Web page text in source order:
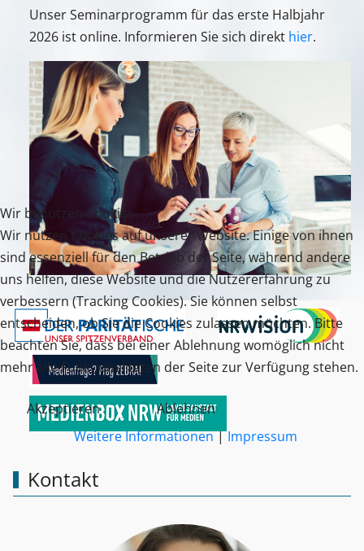
Unser Seminarprogramm für das erste Halbjahr
2026 ist online. Informieren Sie sich direkt hier.
Kontakt
Wir benutzen Cookies
Wir nutzen Cookies auf unserer Website. Einige von ihnen
sind essenziell für den Betrieb der Seite, während andere
uns helfen, diese Website und die Nutzererfahrung zu
verbessern (Tracking Cookies). Sie können selbst
entscheiden, ob Sie die Cookies zulassen möchten. Bitte
beachten Sie, dass bei einer Ablehnung womöglich nicht
mehr alle Funktionalitäten der Seite zur Verfügung stehen.
Akzeptieren
Ablehnen
Weitere Informationen|Impressum